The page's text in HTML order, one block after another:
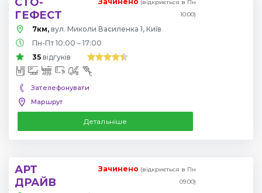
ГЕФЕСТ
(відкриється в Пн
10:00)
7км, вул. Миколи Василенка 1, Київ
Пн-Пт 10:00 – 17:00
35 відгуків
Зателефонувати
Маршрут
Детальніше
АРТ
ДРАЙВ
Зачинено (відкриється в Пн
09:00)